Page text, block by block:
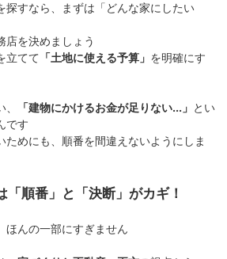
探すなら、まずは「どんな家にしたい
店を決めましょう
立てて 「土地に使える予算」 を明確にす
「建物にかけるお金が足りない...」 とい
です
ためにも、順番を間違えないようにしま
順番」と「決断」がカギ！
ほんの一部にすぎません